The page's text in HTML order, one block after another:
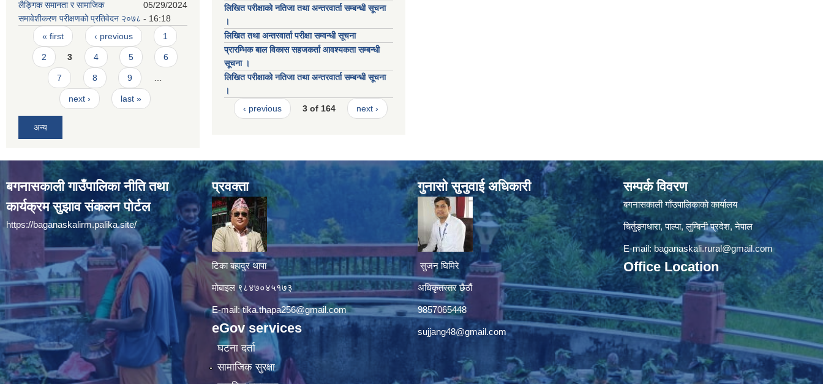
लैङ्गिक समानता र सामाजिक
समावेशीकरण परीक्षणको प्रतिवेदन २०७८
05/29/2024
- 16:18
Pages
« first ‹ previous 1
2 3 4 5 6
7 8 9
next › last »
अन्य
लिखित परीक्षाको नतिजा तथा अन्तरवार्ता सम्बन्धी सूचना
।
लिखित तथा अन्तरवार्ता परीक्षा सम्वन्धी सूचना
प्रारम्भिक बाल विकास सहजकर्ता आवश्यकता सम्बन्धी
सूचना ।
लिखित परीक्षाको नतिजा तथा अन्तरवार्ता सम्बन्धी सूचना
।
‹ previous
3 of 164 next ›
बगनासकाली गाउँपालिका नीति तथा
कार्यक्रम सुझाव संकलन पोर्टल
https://baganaskalirm.palika.site/
प्रवक्ता
टिका बहादुर थापा
माे‍बाइल ९८४७०४५१७३
E-mail:tika.thapa256@gmail.com
eGov services
घटना दर्ता
सामाजिक सुरक्षा
गुनासाे सुनुवाई अधिकारी
सुजन घिमिरे
अधिकृतस्तर छैठौं‌
9857065448
sujjang48@gmail.com
सम्पर्क विवरण
बगनासकाली गाँउपालिकाकाे कार्यालय
चिर्तुङ्गधारा, पाल्पा, लुम्बिनी प्रदेश, नेपाल
E-mail:baganaskali.rural@gmail.com
Office Location